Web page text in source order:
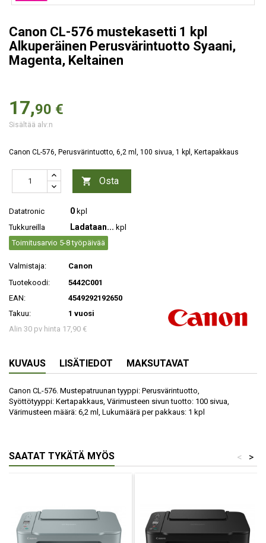
Canon CL-576 mustekasetti 1 kpl
Alkuperäinen Perusvärintuotto Syaani,
Magenta, Keltainen
17,90 €
Sisältää alv:n
Canon CL-576, Perusvärintuotto, 6,2 ml, 100 sivua, 1 kpl, Kertapakkaus
 Osta
Datatronic 0 kpl
Tukkureilla
Ladataan... kpl
Toimitusarvio 5-8 työpäivää
Valmistaja:
Canon
Tuotekoodi:
5442C001
EAN:
4549292192650
Takuu:
1 vuosi
Alin 30 pv hinta 17,90 €
KUVAUS LISÄTIEDOT MAKSUTAVAT
Canon CL-576. Mustepatruunan tyyppi: Perusvärintuotto,
Syöttötyyppi: Kertapakkaus, Värimusteen sivun tuotto: 100 sivua,
Värimusteen määrä: 6,2 ml, Lukumäärä per pakkaus: 1 kpl
SAATAT TYKÄTÄ MYÖS >
<